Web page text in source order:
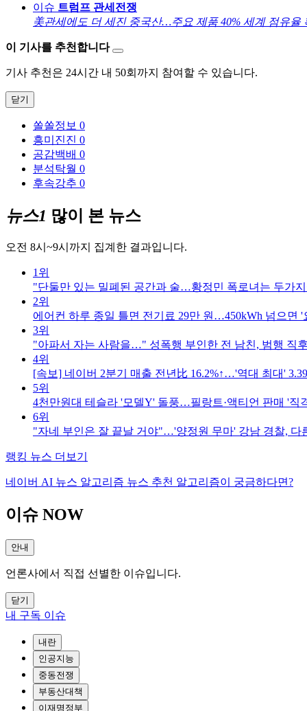
이슈 트럼프 관세전쟁
美관세에도 더 세진 중국산…주요 제품 40% 세계 점유율
이 기사를 추천합니다
기사 추천은 24시간 내 50회까지 참여할 수 있습니다.
닫기
쏠쏠정보 0
흥미진진 0
공감백배 0
분석탁월 0
후속강추 0
뉴스1 많이 본 뉴스
오전 8시~9시까지 집계한 결과입니다.
1위
"단둘만 있는 밀폐된 공간과 술…황정민 폭로녀는 두가
2위
에어컨 하루 종일 틀면 전기료 29만 원…450kWh 넘으면 '
3위
"아파서 자는 사람을…" 성폭행 부인한 전 남친, 범행 직
4위
[속보] 네이버 2분기 매출 전년比 16.2%↑…'역대 최대'
5위
4천만원대 테슬라 '모델Y' 돌풍…필랑트·액티언 판매 '직
6위
"자네 부인은 잘 끝날 거야"…'양정원 무마' 강남 경찰, 다
랭킹 뉴스 더보기
네이버 AI 뉴스 알고리즘 뉴스 추천 알고리즘이 궁금하다면?
이슈 NOW
안내
언론사에서 직접 선별한 이슈입니다.
닫기
내 구독 이슈
내란
인공지능
중동전쟁
부동산대책
이재명정부